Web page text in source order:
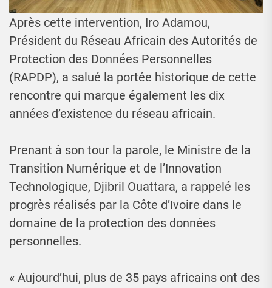
Après cette intervention, Iro Adamou,
Président du Réseau Africain des Autorités de
Protection des Données Personnelles
(RAPDP), a salué la portée historique de cette
rencontre qui marque également les dix
années d’existence du réseau africain.
Prenant à son tour la parole, le Ministre de la
Transition Numérique et de l’Innovation
Technologique, Djibril Ouattara, a rappelé les
progrès réalisés par la Côte d’Ivoire dans le
domaine de la protection des données
personnelles.
« Aujourd’hui, plus de 35 pays africains ont des